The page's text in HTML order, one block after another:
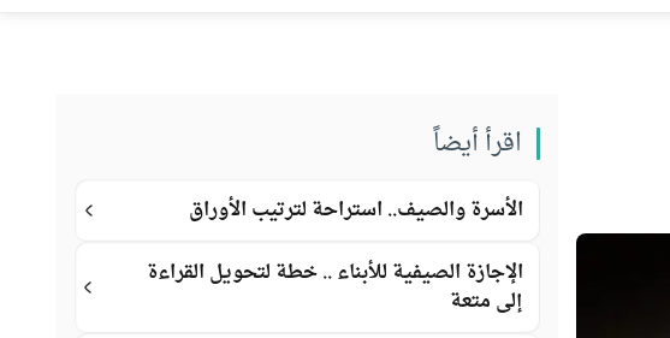
اقرأ أيضاً
الأسرة والصيف.. استراحة لترتيب الأوراق
الإجازة الصيفية للأبناء .. خطة لتحويل القراءة
إلى متعة